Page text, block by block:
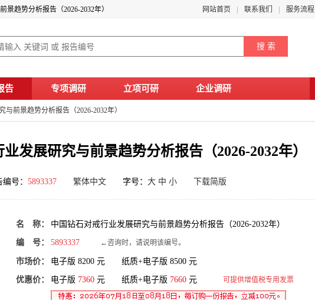
趋势分析报告（2026-2032年） 网站首页 联系我们 服务流程
告 专项调研 立项可研 企业调研
与前景趋势分析报告（2026-2032年）
发展研究与前景趋势分析报告（2026-2032年）
号： 5893337 繁体中文字号： 大 中 小 下载简版
名 称： 中国钻石对戒行业发展研究与前景趋势分析报告（2026-2032年）
编 号： 5893337 ←咨询时，请说明该编号。
市场价： 电子版 8200 元 纸质+电子版 8500 元
优惠价： 电子版 7360 元 纸质+电子版 7660 元 可提供增值税专用发票